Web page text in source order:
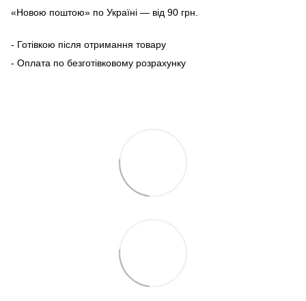
«Новою поштою» по Україні — від 90 грн.
- Готівкою після отримання товару
- Оплата по безготівковому розрахунку